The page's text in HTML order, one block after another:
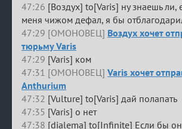
47:26 [Воздух] to[Varis] ну знаешь ли,
меня чижом дефал, я бы
47:29 [ОМОНОВЕЦ] Воздух хочет
тюрьму Varis
47:29 [Varis] ком
47:31 [ОМОНОВЕЦ] Varis хочет
Anthurium
47:32 [Vulture] to[Varis] дай полапать
47:35 [Varis] о нет
47:38 [dialema] to[Infinite] Если бы